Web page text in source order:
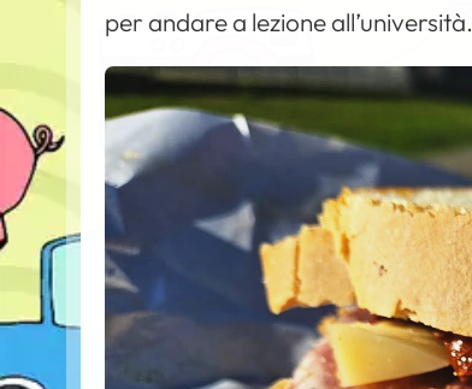
per andare a lezione all’università.